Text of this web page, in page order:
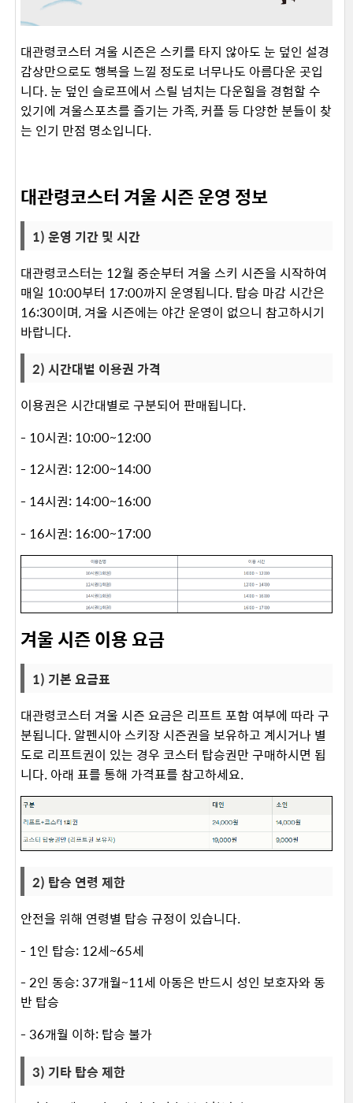
대관령코스터 겨울 시즌은 스키를 타지 않아도 눈 덮인 설경
감상만으로도 행복을 느낄 정도로 너무나도 아름다운 곳입
니다. 눈 덮인 슬로프에서 스릴 넘치는 다운힐을 경험할 수
있기에 겨울스포츠를 즐기는 가족, 커플 등 다양한 분들이 찾
는 인기 만점 명소입니다. ​
대관령코스터 겨울 시즌 운영 정보
1) 운영 기간 및 시간
대관령코스터는 12월 중순부터 겨울 스키 시즌을 시작하여
매일 10:00부터 17:00까지 운영됩니다. 탑승 마감 시간은
16:30이며, 겨울 시즌에는 야간 운영이 없으니 참고하시기
바랍니다. ​
2) 시간대별 이용권 가격
이용권은 시간대별로 구분되어 판매됩니다. ​
- 10시권: 10:00~12:00
- 12시권: 12:00~14:00
- 14시권: 14:00~16:00
- 16시권: 16:00~17:00
겨울 시즌 이용 요금
1) 기본 요금표
대관령코스터 겨울 시즌 요금은 리프트 포함 여부에 따라 구
분됩니다. ​알펜시아 스키장 시즌권을 보유하고 계시거나 별
도로 리프트권이 있는 경우 코스터 탑승권만 구매하시면 됩
니다. 아래 표를 통해 가격표를 참고하세요. ​
2) 탑승 연령 제한
안전을 위해 연령별 탑승 규정이 있습니다.
- 1인 탑승: 12세~65세
- 2인 동승: 37개월~11세 아동은 반드시 성인 보호자와 동
반 탑승
- 36개월 이하: 탑승 불가
3) 기타 탑승 제한